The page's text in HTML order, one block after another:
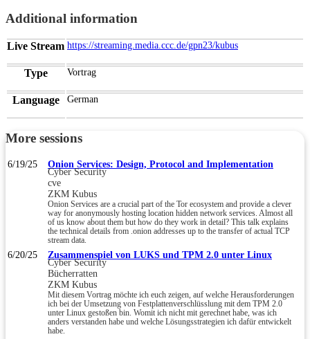
Additional information
Live Stream https://streaming.media.ccc.de/gpn23/kubus
Type Vortrag
Language German
More sessions
6/19/25 Onion Services: Design, Protocol and Implementation
Cyber Security
cve
ZKM Kubus
Onion Services are a crucial part of the Tor ecosystem and provide a clever
way for anonymously hosting location hidden network services. Almost all
of us know about them but how do they work in detail? This talk explains
the technical details from .onion addresses up to the transfer of actual TCP
stream data.
6/20/25 Zusammenspiel von LUKS und TPM 2.0 unter Linux
Cyber Security
Bücherratten
ZKM Kubus
Mit diesem Vortrag möchte ich euch zeigen, auf welche Herausforderungen
ich bei der Umsetzung von Festplattenverschlüsslung mit dem TPM 2.0
unter Linux gestoßen bin. Womit ich nicht mit gerechnet habe, was ich
anders verstanden habe und welche Lösungsstrategien ich dafür entwickelt
habe.